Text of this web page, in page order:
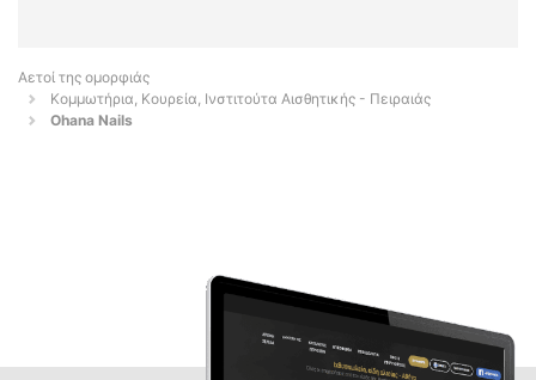
Αετοί της ομορφιάς
Κομμωτήρια, Κουρεία, Ινστιτούτα Αισθητικής - Πειραιάς
Ohana Nails